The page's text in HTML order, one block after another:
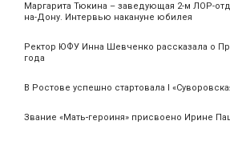
Маргарита Тюкина – заведующая 2-м ЛОР-
на-Дону. Интервью накануне юбилея
Ректор ЮФУ Инна Шевченко рассказала о
года
В Ростове успешно стартовала I
Звание «Мать‑героиня» присвоено Ирине